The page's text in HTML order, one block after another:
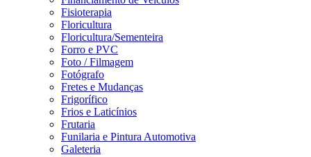
Fisioterapia
Floricultura
Floricultura/Sementeira
Forro e PVC
Foto / Filmagem
Fotógrafo
Fretes e Mudanças
Frigorífico
Frios e Laticínios
Frutaria
Funilaria e Pintura Automotiva
Galeteria